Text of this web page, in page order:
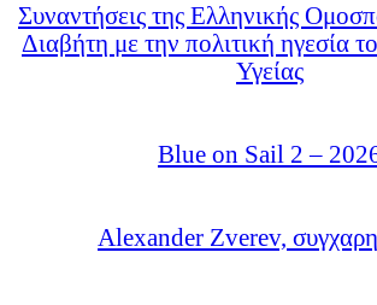
Συναντήσεις της Ελληνικής
Διαβήτη με την πολιτική ηγεσία
Υγείας
Blue on Sail 2 –
Alexander Zverev,